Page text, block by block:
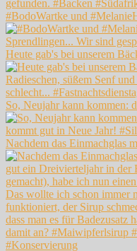
#BodoWartke und
Heute gab's bei unserem
So, Neujahr kann kommen:
Nachdem das Einmachglas